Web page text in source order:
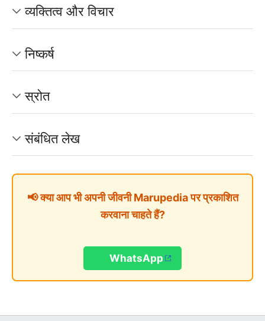
व्यक्तित्व और विचार
निष्कर्ष
स्रोत
संबंधित लेख
📢 क्या आप भी अपनी जीवनी Marupedia पर प्रकाशित
करवाना चाहते हैं?
WhatsApp